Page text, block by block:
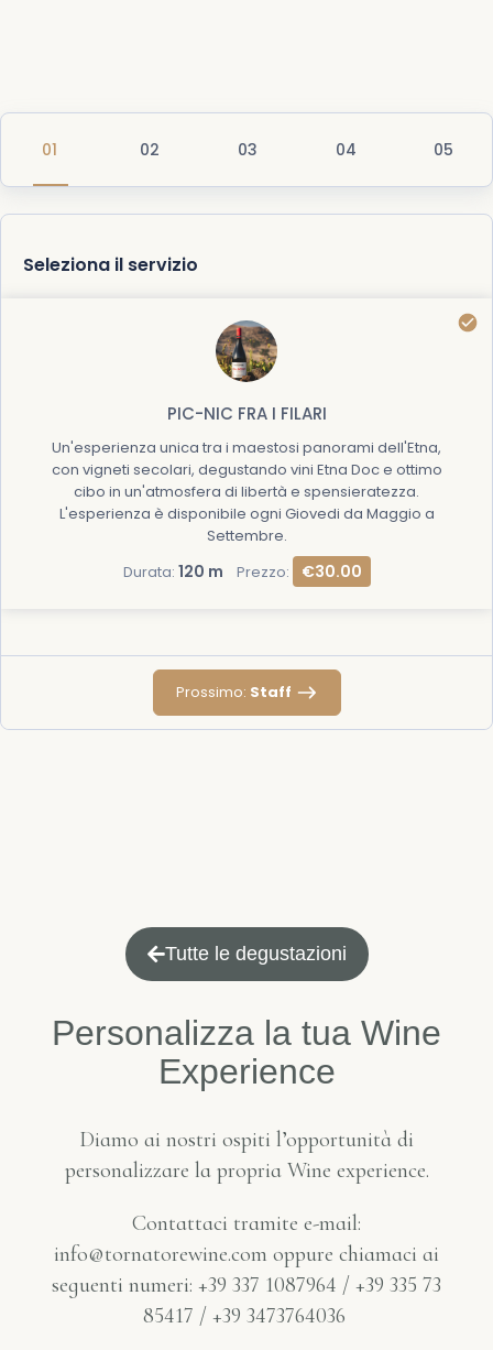
Seleziona il servizio
PIC-NIC FRA I FILARI
Un'esperienza unica tra i maestosi panorami dell'Etna,
con vigneti secolari, degustando vini Etna Doc e ottimo
cibo in un'atmosfera di libertà e spensieratezza.
L'esperienza è disponibile ogni Giovedi da Maggio a
Settembre.
Durata: 120 m Prezzo: €30.00
Prossimo: Staff
Tutte le degustazioni
Personalizza la tua Wine
Experience
Diamo ai nostri ospiti l’opportunità di
personalizzare la propria Wine experience.
Contattaci tramite e-mail:
info@tornatorewine.com oppure chiamaci ai
seguenti numeri: +39 337 1087964 / +39 335 73
85417 / +39 3473764036